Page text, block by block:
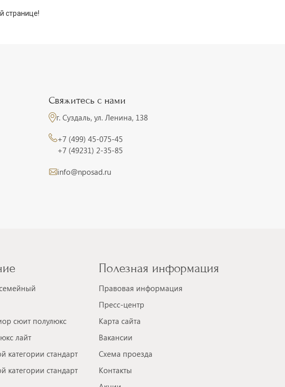
странице!
Свяжитесь с нами
г. Суздаль, ул. Ленина, 138
+7 (499) 45-075-45
+7 (49231) 2-35-85
info@nposad.ru
сюит полулюкс
лайт
категории стандарт
категории стандарт
Полезная информация
Правовая информация
Пресс-центр
Карта сайта
Вакансии
Схема проезда
Контакты